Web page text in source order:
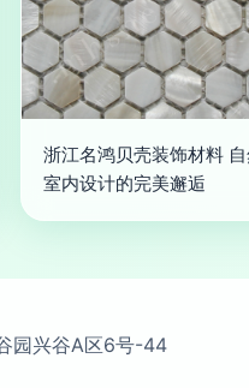
浙江名鸿贝壳装饰材料
室内设计的完美邂逅
园兴谷A区6号-44